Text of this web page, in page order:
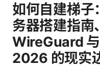
如何自建梯子
务器搭建指南
WireGuard
2026 的现实